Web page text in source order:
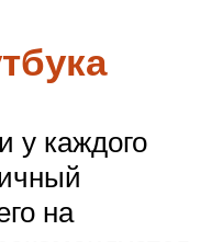
у каждого
на